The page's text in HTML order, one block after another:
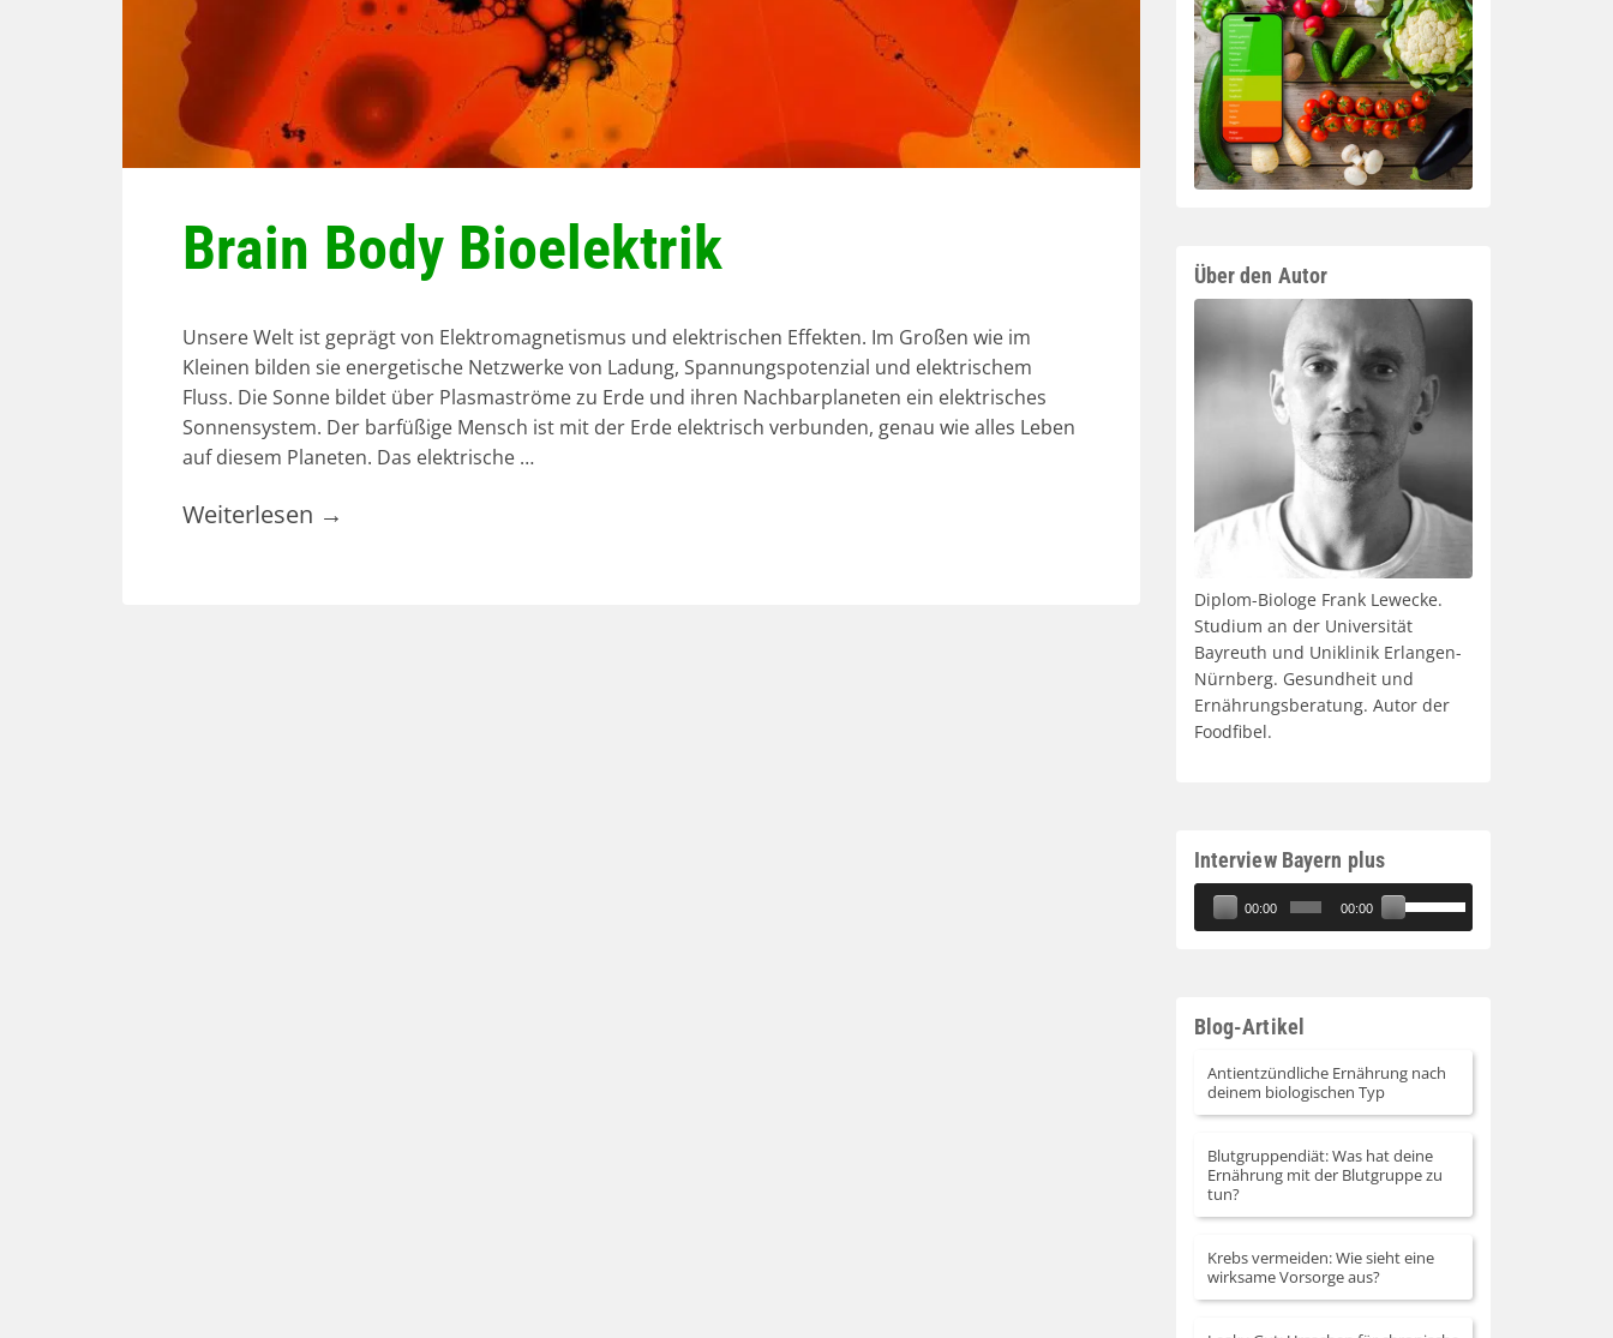
Brain Body Bioelektrik
Unsere Welt ist geprägt von Elektromagnetismus und elektrischen Effekten. Im Großen wie im
Kleinen bilden sie energetische Netzwerke von Ladung, Spannungspotenzial und elektrischem
Fluss. Die Sonne bildet über Plasmaströme zu Erde und ihren Nachbarplaneten ein elektrisches
Sonnensystem. Der barfüßige Mensch ist mit der Erde elektrisch verbunden, genau wie alles Leben
auf diesem Planeten. Das elektrische …
Weiterlesen →
Über den Autor
Diplom-Biologe Frank Lewecke.
Studium an der Universität
Bayreuth und Uniklinik Erlangen-
Nürnberg. Gesundheit und
Ernährungsberatung. Autor der
Foodfibel.
Interview Bayern plus
Audio-
Player
00:00 00:00
Pfeiltasten
Hoch/Runter
zu
Blog-Artikel
Antientzündliche Ernährung nach
deinem biologischen Typ
Blutgruppendiät: Was hat deine
Ernährung mit der Blutgruppe zu
tun?
Krebs vermeiden: Wie sieht eine
wirksame Vorsorge aus?